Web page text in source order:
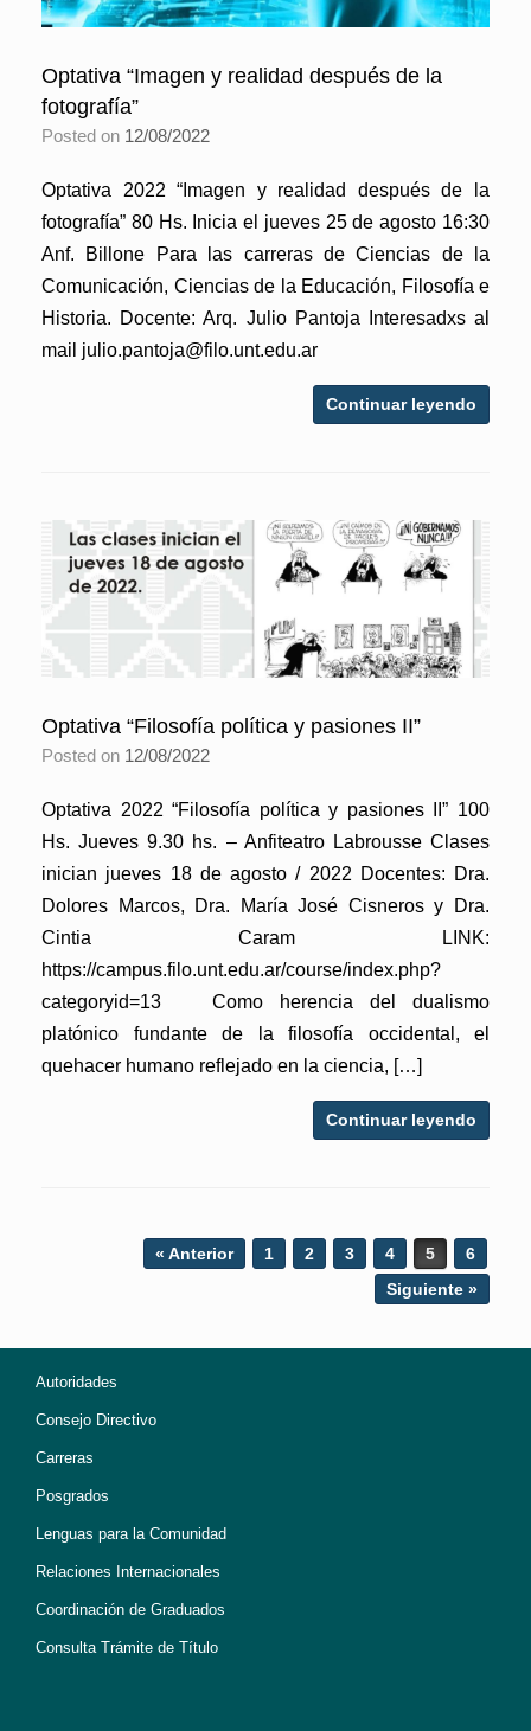
Optativa “Imagen y realidad después de la
fotografía”
Posted on 12/08/2022
Optativa 2022 “Imagen y realidad después de la
fotografía” 80 Hs. Inicia el jueves 25 de agosto 16:30
Anf. Billone Para las carreras de Ciencias de la
Comunicación, Ciencias de la Educación, Filosofía e
Historia. Docente: Arq. Julio Pantoja Interesadxs al
mail julio.pantoja@filo.unt.edu.ar
Continuar leyendo
Optativa “Filosofía política y pasiones II”
Posted on 12/08/2022
Optativa 2022 “Filosofía política y pasiones II” 100
Hs. Jueves 9.30 hs. – Anfiteatro Labrousse Clases
inician jueves 18 de agosto / 2022 Docentes: Dra.
Dolores Marcos, Dra. María José Cisneros y Dra.
Cintia Caram LINK:
https://campus.filo.unt.edu.ar/course/index.php?
categoryid=13 Como herencia del dualismo
platónico fundante de la filosofía occidental, el
quehacer humano reflejado en la ciencia, […]
Continuar leyendo
Post navigation« Anterior 1 2 3 4 5
6
Siguiente »
Autoridades
Consejo Directivo
Carreras
Posgrados
Lenguas para la Comunidad
Relaciones Internacionales
Coordinación de Graduados
Consulta Trámite de Título